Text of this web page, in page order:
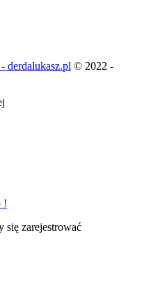
© 2022 -
!
się zarejestrować